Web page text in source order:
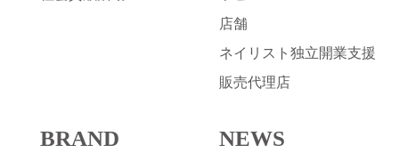
店舗
ネイリスト独立開業支援
販売代理店
BRAND NEWS